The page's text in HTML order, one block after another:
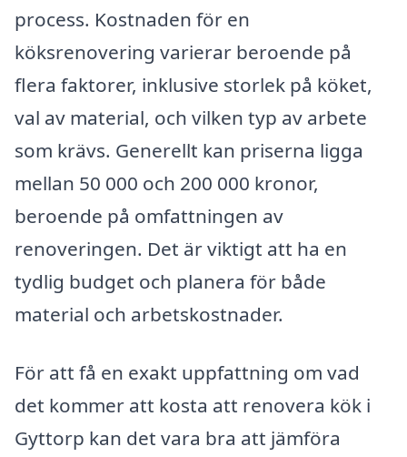
process. Kostnaden för en
köksrenovering varierar beroende på
flera faktorer, inklusive storlek på köket,
val av material, och vilken typ av arbete
som krävs. Generellt kan priserna ligga
mellan 50 000 och 200 000 kronor,
beroende på omfattningen av
renoveringen. Det är viktigt att ha en
tydlig budget och planera för både
material och arbetskostnader.
För att få en exakt uppfattning om vad
det kommer att kosta att renovera kök i
Gyttorp kan det vara bra att jämföra